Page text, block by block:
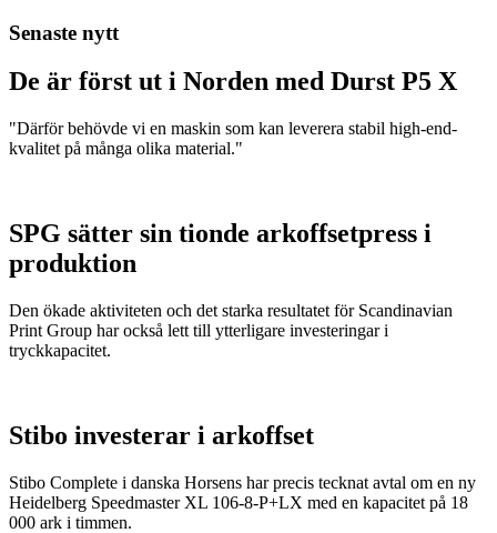
Senaste nytt
De är först ut i Norden med Durst P5 X
"Därför behövde vi en maskin som kan leverera stabil high-end-
kvalitet på många olika material."
SPG sätter sin tionde arkoffsetpress i
produktion
Den ökade aktiviteten och det starka resultatet för Scandinavian
Print Group har också lett till ytterligare investeringar i
tryckkapacitet.
Stibo investerar i arkoffset
Stibo Complete i danska Horsens har precis tecknat avtal om en ny
Heidelberg Speedmaster XL 106-8-P+LX med en kapacitet på 18
000 ark i timmen.